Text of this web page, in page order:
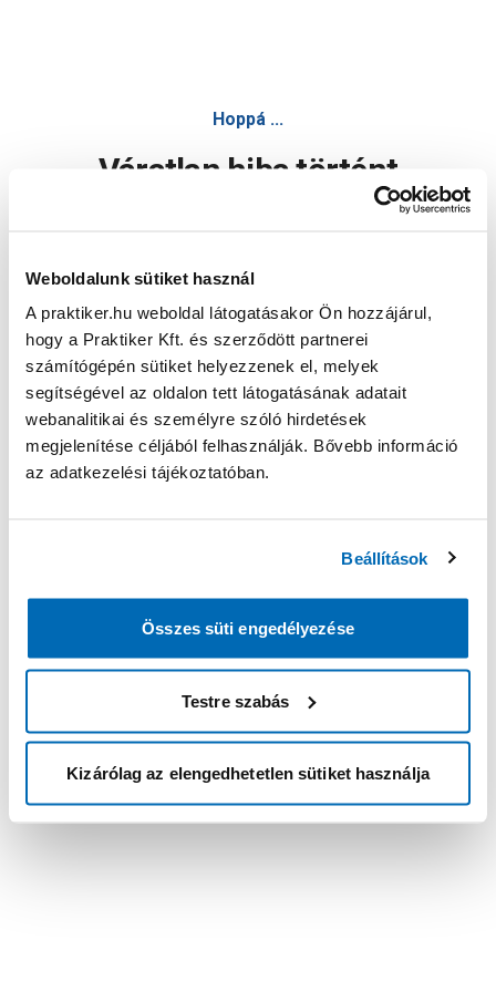
Weboldalunk sütiket használ
A praktiker.hu weboldal látogatásakor Ön hozzájárul,
hogy a Praktiker Kft. és szerződött partnerei
számítógépén sütiket helyezzenek el, melyek
segítségével az oldalon tett látogatásának adatait
webanalitikai és személyre szóló hirdetések
megjelenítése céljából felhasználják. Bővebb információ
az adatkezelési tájékoztatóban.
Beállítások
Összes süti engedélyezése
Testre szabás
Kizárólag az elengedhetetlen sütiket használja
Hoppá ...
Váratlan hiba történt
Oldal újratöltése